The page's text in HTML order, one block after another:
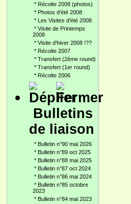
* Récolte 2008 (photos)
* Photos d'été 2008
* Les Visites d'été 2008
* Visite de Printemps
2008
* Visite d'hiver 2008 !??
* Récolte 2007
* Transfert (2ème round)
* Transfert (1er round)
* Récolte 2006
Bulletins
de liaison
* Bulletin n°90 mai 2026
* Bulletin n°89 oct 2025
* Bulletin n°88 mai 2025
* Bulletin n°87 oct 2024
* Bulletin n°86 mai 2024
* Bulletin n°85 octobre
2023
* Bulletin n°84 mai 2023